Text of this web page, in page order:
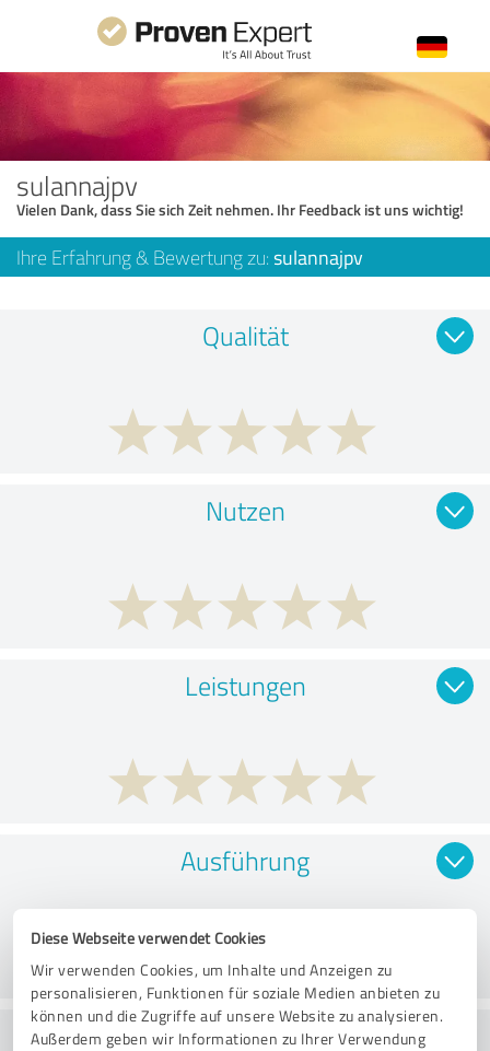
Diese Webseite verwendet Cookies
Wir verwenden Cookies, um Inhalte und Anzeigen zu
personalisieren, Funktionen für soziale Medien anbieten zu
können und die Zugriffe auf unsere Website zu analysieren.
Außerdem geben wir Informationen zu Ihrer Verwendung
sulannajpv
Vielen Dank, dass Sie sich Zeit nehmen. Ihr Feedback ist uns wichtig!
Ihre Erfahrung & Bewertung zu: sulannajpv
Qualität
Nutzen
Leistungen
Ausführung
Beratung